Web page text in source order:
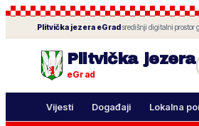
Plitvička jezera eGradsredišnji digitalni prostor
Plitvička jezera
eGrad
Vijesti Događaji Lokalna